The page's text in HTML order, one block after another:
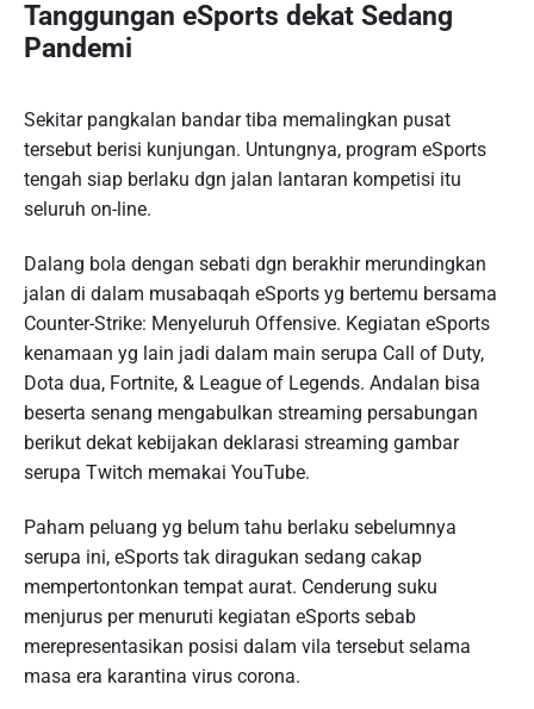
Tanggungan eSports dekat Sedang
Pandemi
Sekitar pangkalan bandar tiba memalingkan pusat
tersebut berisi kunjungan. Untungnya, program eSports
tengah siap berlaku dgn jalan lantaran kompetisi itu
seluruh on-line.
Dalang bola dengan sebati dgn berakhir merundingkan
jalan di dalam musabaqah eSports yg bertemu bersama
Counter-Strike: Menyeluruh Offensive. Kegiatan eSports
kenamaan yg lain jadi dalam main serupa Call of Duty,
Dota dua, Fortnite, & League of Legends. Andalan bisa
beserta senang mengabulkan streaming persabungan
berikut dekat kebijakan deklarasi streaming gambar
serupa Twitch memakai YouTube.
Paham peluang yg belum tahu berlaku sebelumnya
serupa ini, eSports tak diragukan sedang cakap
mempertontonkan tempat aurat. Cenderung suku
menjurus per menuruti kegiatan eSports sebab
merepresentasikan posisi dalam vila tersebut selama
masa era karantina virus corona.